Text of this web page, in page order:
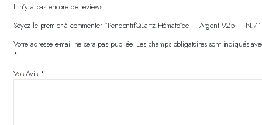
Il n'y a pas encore de reviews.
Soyez le premier à commenter “PendentifQuartz Hématoïde – Argent 925 – N.7”
Votre adresse e-mail ne sera pas publiée. Les champs obligatoires sont indiqués
*
Vos Avis *